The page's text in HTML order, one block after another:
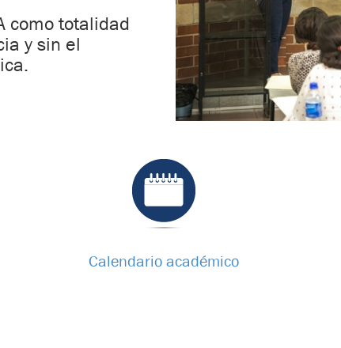
como totalidad
y sin el
Calendario académico